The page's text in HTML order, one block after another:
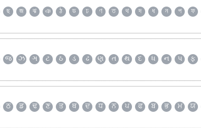
ছ জ ঝ ঞ ঠ ড ঢ ণ ত থ দ ধ ন প ফ
જ ઝ ઞ ટ ઠ ડ ઢ ણ ત થ દ ધ ન પ ફ
ਠ ਡ ਢ ਣ ਤ ਥ ਦ ਧ ਨ ਪ ਫ ਬ ਭ ਮ ਯ